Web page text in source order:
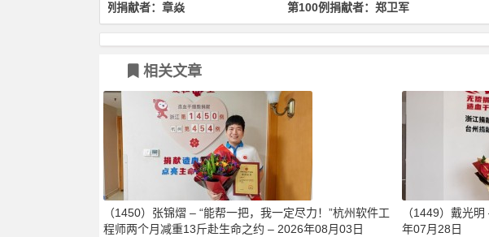
第100例捐献者：郑卫军 第200例捐献者：柳蓓
相关文章
（1450）张锦熠 – “能帮一把，我一定尽力！”杭州软件工
程师两个月减重13斤赴生命之约 – 2026年08月03日
（1449）戴光
年07月28日